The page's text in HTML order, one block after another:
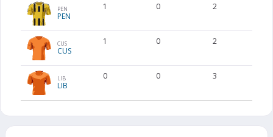
PEN
PEN
1 0 2
CUS
CUS
1 0 2
LIB
LIB
0 0 3